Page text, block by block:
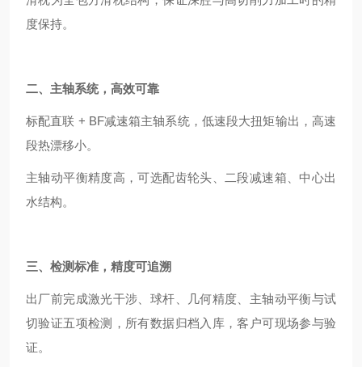
度保持。
二、主轴系统，高效可靠
标配直联 + BF减速箱主轴系统，低速段大扭矩输出，高速
段热漂移小。
主轴动平衡精度高，可选配齿轮头、二段减速箱、中心出
水结构。
三、检测标准，精度可追溯
出厂前完成激光干涉、球杆、几何精度、主轴动平衡与试
切验证五项检测，所有数据归档入库，客户可现场参与验
证。